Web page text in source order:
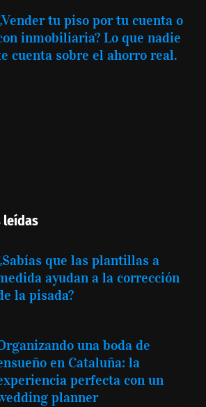
tu piso por tu cuenta o
inmobiliaria? Lo que nadie
cuenta sobre el ahorro real.
leídas
que las plantillas a
ayudan a la corrección
la pisada?
una boda de
en Cataluña: la
perfecta con un
planner